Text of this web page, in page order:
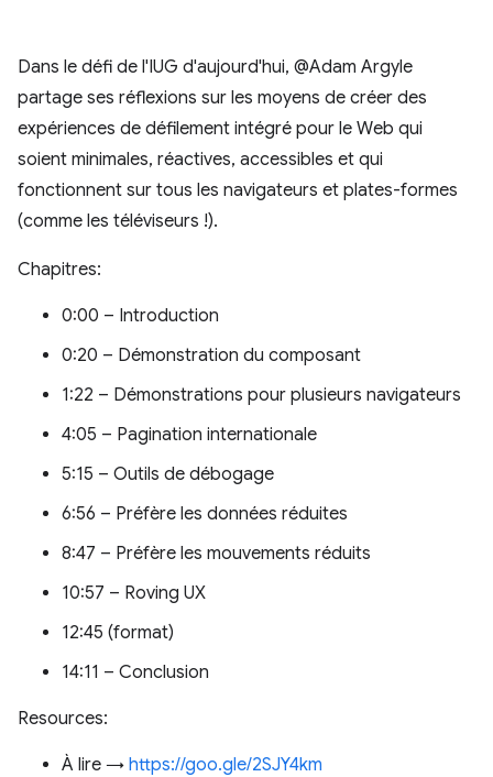
Dans le défi de l'IUG d'aujourd'hui, @Adam Argyle
partage ses réflexions sur les moyens de créer des
expériences de défilement intégré pour le Web qui
soient minimales, réactives, accessibles et qui
fonctionnent sur tous les navigateurs et plates-formes
(comme les téléviseurs !).
Chapitres:
0:00 – Introduction
0:20 – Démonstration du composant
1:22 – Démonstrations pour plusieurs navigateurs
4:05 – Pagination internationale
5:15 – Outils de débogage
6:56 – Préfère les données réduites
8:47 – Préfère les mouvements réduits
10:57 – Roving UX
12:45 (format)
14:11 – Conclusion
Resources:
À lire → https://goo.gle/2SJY4km